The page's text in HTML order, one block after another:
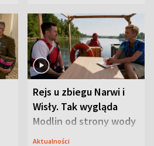
Rejs u zbiegu Narwi i
Wisły. Tak wygląda
Modlin od strony wody
Aktualności